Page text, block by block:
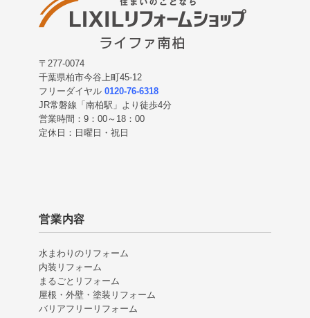
〒277-0074
千葉県柏市今谷上町45-12
フリーダイヤル 0120-76-6318
JR常磐線「南柏駅」より徒歩4分
営業時間：9：00～18：00
定休日：日曜日・祝日
営業内容
水まわりのリフォーム
内装リフォーム
まるごとリフォーム
屋根・外壁・塗装リフォーム
バリアフリーリフォーム